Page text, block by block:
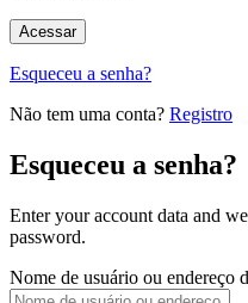
Esqueceu a senha?
Não tem uma conta? Registro
Esqueceu a senha?
Enter your account data and
password.
Nome de usuário ou endereço